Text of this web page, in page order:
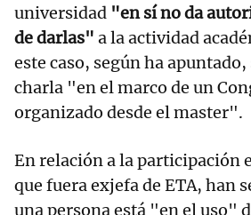
universidad "en sí no da
de darlas" a la actividad
este caso, según ha
charla "en el marco de un
organizado desde el master".
En relación a la participación
que fuera exjefa de ETA, han
una persona está "en el uso"